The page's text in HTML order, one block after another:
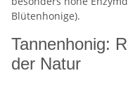
Blütenhonige).
Tannenhonig:
der Natur